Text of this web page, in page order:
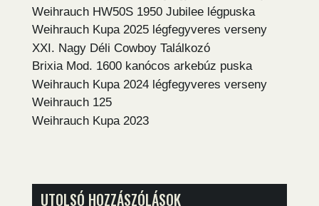
Weihrauch HW50S 1950 Jubilee légpuska
Weihrauch Kupa 2025 légfegyveres verseny
XXI. Nagy Déli Cowboy Találkozó
Brixia Mod. 1600 kanócos arkebúz puska
Weihrauch Kupa 2024 légfegyveres verseny
Weihrauch 125
Weihrauch Kupa 2023
UTOLSÓ HOZZÁSZÓLÁSOK